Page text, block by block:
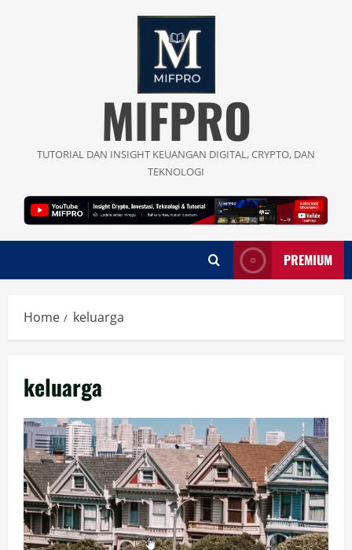
MIFPRO
TUTORIAL DAN INSIGHT KEUANGAN DIGITAL, CRYPTO, DAN
TEKNOLOGI
PREMIUM
Home keluarga
keluarga